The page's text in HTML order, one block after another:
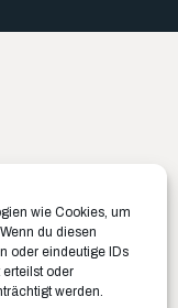
wie Cookies, um
du diesen
oder eindeutige IDs
erteilst oder
werden.
✉️
Str. 42